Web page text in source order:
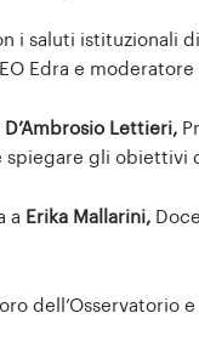
i saluti istituzionali di
Edra e
D’Ambrosio Lettieri,
gli obiettivi
a Erika Mallarini,
dell’Osservatorio